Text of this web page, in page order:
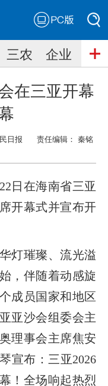
搜索
搜索
三农 企业
在三亚开幕
日报 责任编辑： 秦铭
日在海南省三亚
开幕式并宣布开
璀璨、流光溢
，伴随着动感旋
成员国家和地区
亚沙会组委会主
理事会主席焦安
宣布：三亚2026
！全场响起热烈